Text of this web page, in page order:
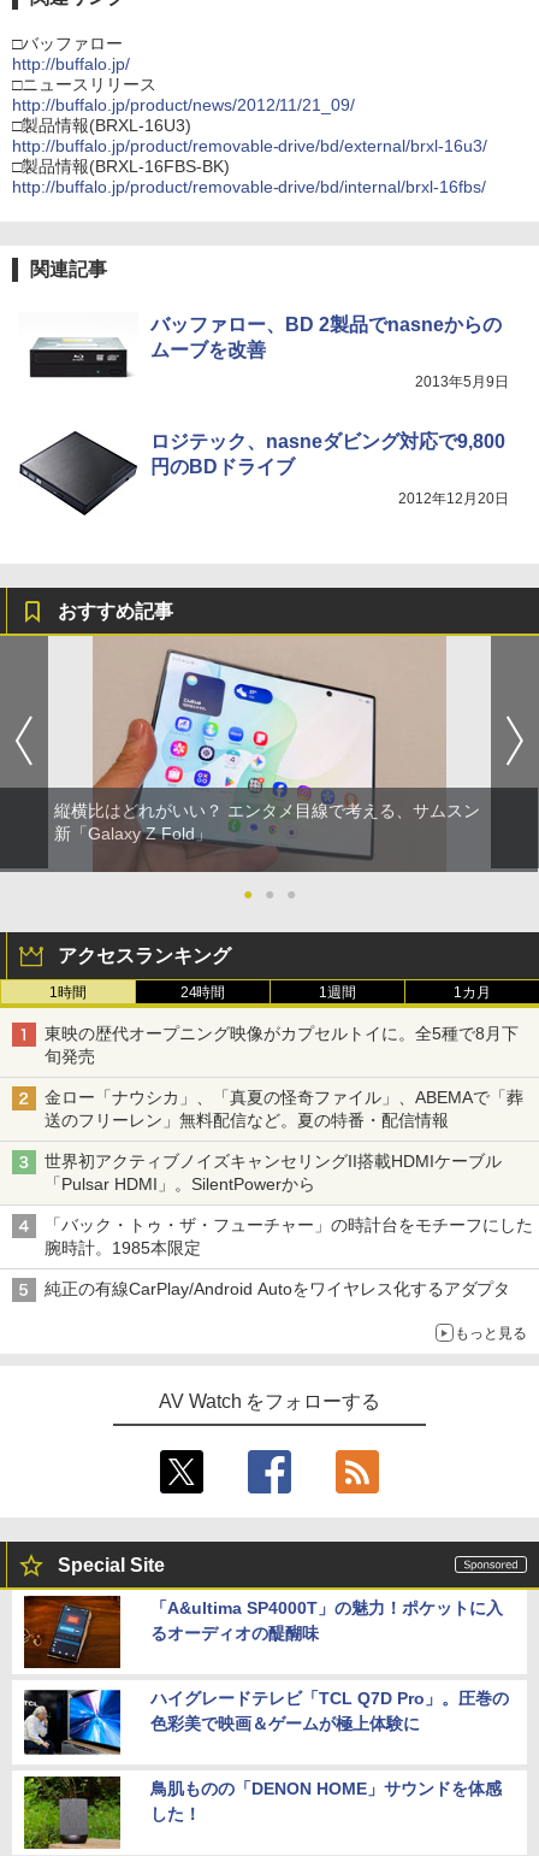
□バッファロー
http://buffalo.jp/
□ニュースリリース
http://buffalo.jp/product/news/2012/11/21_09/
□製品情報(BRXL-16U3)
http://buffalo.jp/product/removable-drive/bd/external/brxl-16u3/
□製品情報(BRXL-16FBS-BK)
http://buffalo.jp/product/removable-drive/bd/internal/brxl-16fbs/
関連記事
バッファロー、BD 2製品でnasneからの
ムーブを改善
2013年5月9日
ロジテック、nasneダビング対応で9,800
円のBDドライブ
2012年12月20日
おすすめ記事
縦横比はどれがいい？ エンタメ目線で考える、サムスン
新「Galaxy Z Fold」
● ● ●
アクセスランキング
1時間 24時間 1週間 1カ月
東映の歴代オープニング映像がカプセルトイに。全5種で8月下
旬発売
金ロー「ナウシカ」、「真夏の怪奇ファイル」、ABEMAで「葬
送のフリーレン」無料配信など。夏の特番・配信情報
世界初アクティブノイズキャンセリングII搭載HDMIケーブル
「Pulsar HDMI」。SilentPowerから
「バック・トゥ・ザ・フューチャー」の時計台をモチーフにした
腕時計。1985本限定
純正の有線CarPlay/Android Autoをワイヤレス化するアダプタ
もっと見る
AV Watch をフォローする
Special Site
「A&ultima SP4000T」の魅力！ポケットに入
るオーディオの醍醐味
ハイグレードテレビ「TCL Q7D Pro」。圧巻の
色彩美で映画＆ゲームが極上体験に
鳥肌ものの「DENON HOME」サウンドを体感
した！